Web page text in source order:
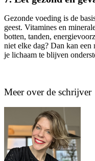
Gezonde voeding is de
geest. Vitamines en
botten, tanden,
niet elke dag? Dan kan
je lichaam te blijven
Meer over de schrijver